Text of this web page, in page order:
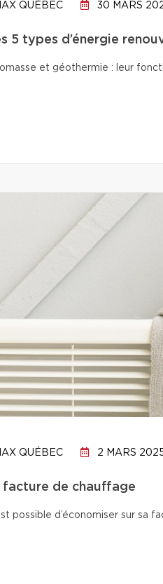
QUÉBEC 30 MARS
5 types d’énergie
et géothermie : leur
QUÉBEC 2 MARS
facture de chauffage
possible d’économiser sur sa